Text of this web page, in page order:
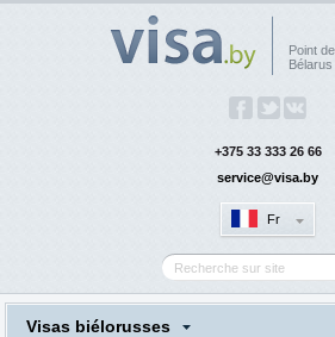
Point
Bélarus
+375 33 333 26 66
service@visa.by
Fr
Visas biélorusses